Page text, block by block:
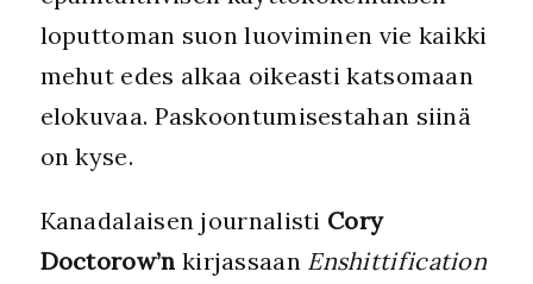
loputtoman suon luoviminen vie kaikki
mehut edes alkaa oikeasti katsomaan
elokuvaa. Paskoontumisestahan siinä
on kyse.
Kanadalaisen journalisti Cory
Doctorow’n kirjassaan Enshittification